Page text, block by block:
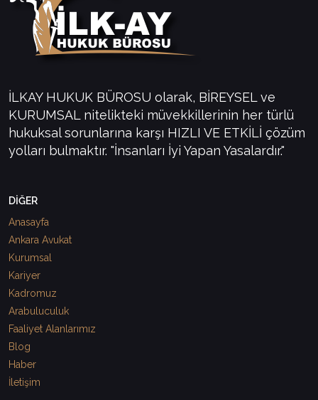
İLKAY HUKUK BÜROSU olarak, BİREYSEL ve
KURUMSAL nitelikteki müvekkillerinin her türlü
hukuksal sorunlarına karşı HIZLI VE ETKİLİ çözüm
yolları bulmaktır. "İnsanları İyi Yapan Yasalardır."
DİĞER
Anasayfa
Ankara Avukat
Kurumsal
Kariyer
Kadromuz
Arabuluculuk
Faaliyet Alanlarımız
Blog
Haber
İletişim